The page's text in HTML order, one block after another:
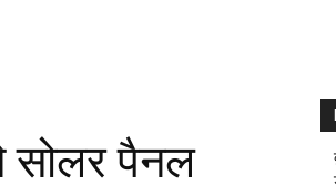
सोलर पैनल